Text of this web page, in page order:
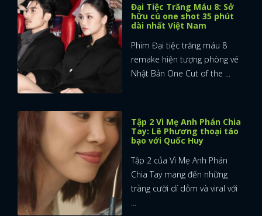
Đại Tiệc Trăng Máu 8: Sở
hữu cú one shot 35 phút
dài nhất Việt Nam
Phim Đại tiệc trăng máu 8
remake hiện tượng phòng vé
Nhật Bản One Cut of the ...
Tập 2 Vì Mẹ Anh Phán Chia
Tay: Lê Phương thoại táo
bạo với Quốc Huy
Tập 2 của Vì Mẹ Anh Phán
Chia Tay mang đến những
tràng cười dí dỏm và viral với
...